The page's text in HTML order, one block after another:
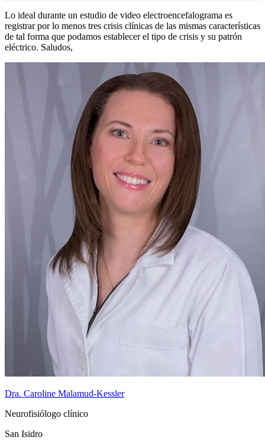
Lo ideal durante un estudio de video electroencefalograma es
registrar por lo menos tres crisis clínicas de las mismas características
de tal forma que podamos establecer el tipo de crisis y su patrón
eléctrico. Saludos,
Dra. Caroline Malamud-Kessler
Neurofisiólogo clínico
San Isidro